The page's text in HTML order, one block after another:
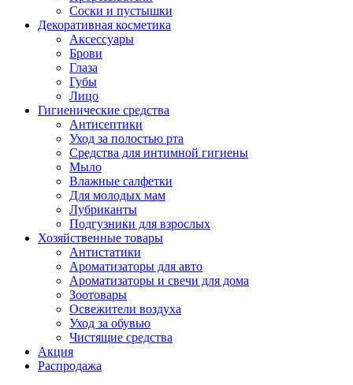
Соски и пустышки
Декоративная косметика
Аксессуары
Брови
Глаза
Губы
Лицо
Гигиенические средства
Антисептики
Уход за полостью рта
Средства для интимной гигиены
Мыло
Влажные салфетки
Для молодых мам
Лубриканты
Подгузники для взрослых
Хозяйственные товары
Антистатики
Ароматизаторы для авто
Ароматизаторы и свечи для дома
Зоотовары
Освежители воздуха
Уход за обувью
Чистящие средства
Акция
Распродажа